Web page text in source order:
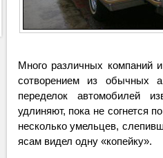
Много различных компаний
сотворением из обычных
переделок автомобилей
удлиняют, пока не согнется
несколько умельцев,
ясам видел одну «копейку».